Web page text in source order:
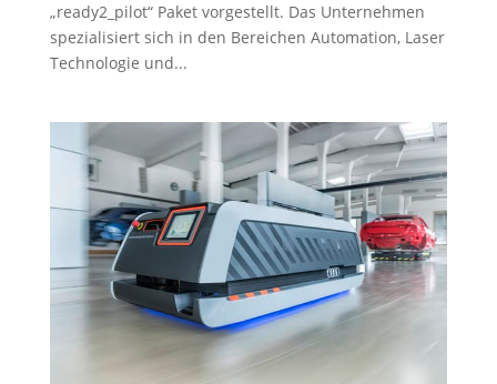
„ready2_pilot“ Paket vorgestellt. Das Unternehmen
spezialisiert sich in den Bereichen Automation, Laser
Technologie und...